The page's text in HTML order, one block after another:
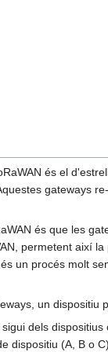
és el
gateways
és que les
permetent així
un procés molt
un dispositiu
dels dispositius
dispositiu (A, B o